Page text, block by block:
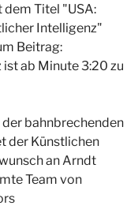
Titel "USA:
Intelligenz"
ist ab Minute 3:20 zu
bahnbrechenden
der Künstlichen
an Arndt